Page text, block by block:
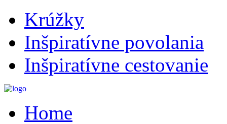
Krúžky
Inšpiratívne povolania
Inšpiratívne cestovanie
Home